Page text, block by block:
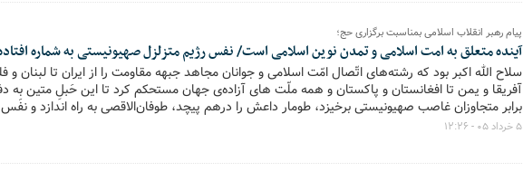
پیام رهبر انقلاب اسلامی بمناسبت برگزاری حج؛
آینده متعلق به امت اسلامی و تمدن نوین اسلامی است/ نفس رژیم متزلزل صهیونیستی به شماره
سلاح الله اکبر بود که رشته‌های اتّصال امّت اسلامی و جوانان مجاهد جبهه مقاومت را از ایران تا لبنان و
آفریقا و یمن تا افغانستان و پاکستان و همه‌ ملّت ‌های آزاده‌ی جهان مستحکم کرد تا این حَبلِ متین به
برابر متجاوزان غاصب صهیونیستی برخیزد، طومار داعش را درهم پیچد، طوفان‌الاقصی به راه اندازد و
به شماره بیندازد.
۵ خرداد ۰۵ - ۱۲:۲۶